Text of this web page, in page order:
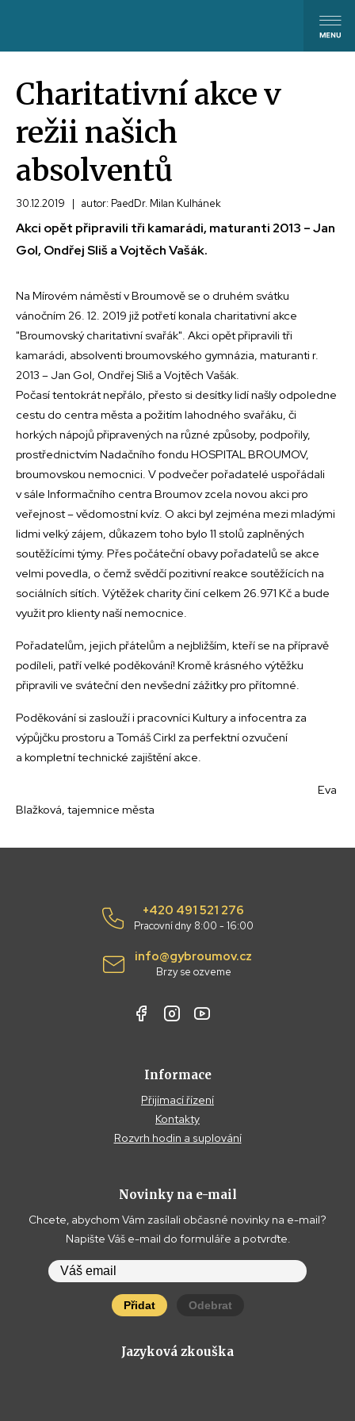
Charitativní akce v
režii našich
absolventů
30.12.2019 | autor: PaedDr. Milan Kulhánek
Akci opět připravili tři kamarádi, maturanti 2013 – Jan
Gol, Ondřej Sliš a Vojtěch Vašák.
Na Mírovém náměstí v Broumově se o druhém svátku
vánočním 26. 12. 2019 již potřetí konala charitativní akce
"Broumovský charitativní svařák". Akci opět připravili tři
kamarádi, absolventi broumovského gymnázia, maturanti r.
2013 – Jan Gol, Ondřej Sliš a Vojtěch Vašák.
Počasí tentokrát nepřálo, přesto si desítky lidí našly odpoledne
cestu do centra města a požitím lahodného svařáku, či
horkých nápojů připravených na různé způsoby, podpořily,
prostřednictvím Nadačního fondu HOSPITAL BROUMOV,
broumovskou nemocnici. V podvečer pořadatelé uspořádali
v sále Informačního centra Broumov zcela novou akci pro
veřejnost – vědomostní kvíz. O akci byl zejména mezi mladými
lidmi velký zájem, důkazem toho bylo 11 stolů zaplněných
soutěžícími týmy. Přes počáteční obavy pořadatelů se akce
velmi povedla, o čemž svědčí pozitivní reakce soutěžících na
sociálních sítích. Výtěžek charity činí celkem 26.971 Kč a bude
využit pro klienty naší nemocnice.
Pořadatelům, jejich přátelům a nejbližším, kteří se na přípravě
podíleli, patří velké poděkování! Kromě krásného výtěžku
připravili ve sváteční den nevšední zážitky pro přítomné.
Poděkování si zaslouží i pracovníci Kultury a infocentra za
výpůjčku prostoru a Tomáš Cirkl za perfektní ozvučení
a kompletní technické zajištění akce.
Eva
Blažková, tajemnice města
+420 491 521 276
Pracovní dny 8:00 - 16:00
info@gybroumov.cz
Brzy se ozveme
Informace
Přijímací řízení
Kontakty
Rozvrh hodin a suplování
Novinky na e-mail
Chcete, abychom Vám zasílali občasné novinky na e-mail?
Napište Váš e-mail do formuláře a potvrďte.
Přidat Odebrat
Jazyková zkouška